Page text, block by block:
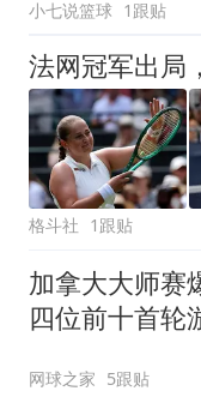
小七说篮球 1跟贴
格斗社 1跟贴
加拿大大师赛
四位前十首轮
网球之家 5跟贴